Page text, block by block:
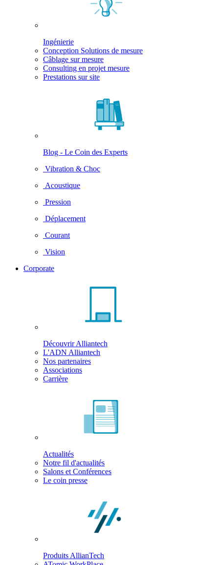
Ingénierie
Conception Solutions de mesure
Câblage sur mesure
Consulting en projet mesure
Prestations sur site
Blog - Le Coin des Experts
Vibration & Choc
Acoustique
Pression
Déplacement
Courant
Vision
Corporate
Découvrir Alliantech
L'ADN Alliantech
Nos partenaires
Associations
Carrière
Actualités
Notre fil d'actualités
Salons et Conférences
Le coin presse
Produits AllianTech